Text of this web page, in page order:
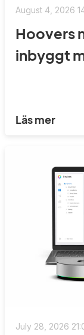
August 4, 2026
Hoovers
inbyggt
Läs mer
July 28, 2026